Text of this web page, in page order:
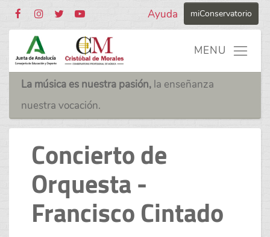
miConservatorio
Ayuda
La música es nuestra pasión, la enseñanza
nuestra vocación.
Concierto de
Orquesta -
Francisco Cintado